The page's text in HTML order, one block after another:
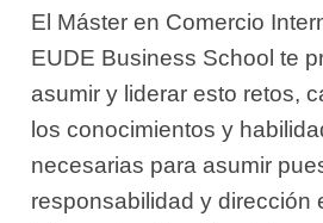
El Máster en Comercio
EUDE Business School te
asumir y liderar esto retos,
los conocimientos y
necesarias para asumir
responsabilidad y dirección